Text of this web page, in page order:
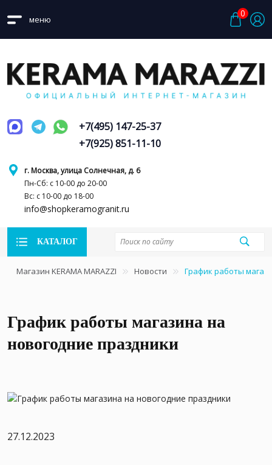
меню
0
г. Москва, улица Солнечная, д. 6
Пн-Сб: с 10-00 до 20-00
Вс: с 10-00 до 18-00
info@shopkeramogranit.ru
+7(495) 147-25-37
+7(925) 851-11-10
КАТАЛОГ
Магазин KERAMA MARAZZI Новости График работы
График работы магазина на
новогодние праздники
27.12.2023